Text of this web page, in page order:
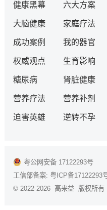
健康黑幕 六大方案
大脑健康 家庭疗法
成功案例 我的器官
权威观点 生育影响
糖尿病 肾脏健康
营养疗法 营养补剂
迫害英雄 逆转不孕
粤公网安备 17122293号
工信部备案: 粤ICP备17122293
© 2022-2026 高来益 版权所有